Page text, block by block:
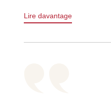
Lire davantage